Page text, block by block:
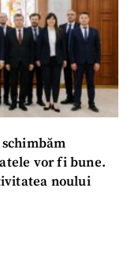
schimbăm
vor fi bune.
noului